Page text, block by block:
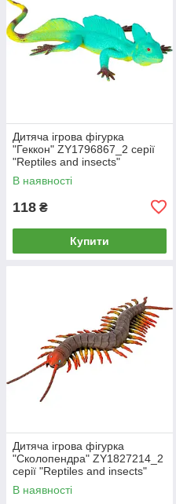
Дитяча ігрова фігурка
"Геккон" ZY1796867_2 серії
"Reptiles and insects"
В наявності
118 ₴
Купити
Дитяча ігрова фігурка
"Сколопендра" ZY1827214_2
серії "Reptiles and insects"
В наявності